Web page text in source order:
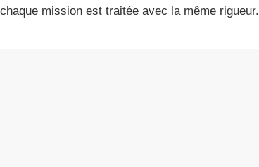
mission est traitée avec la même rigueur.